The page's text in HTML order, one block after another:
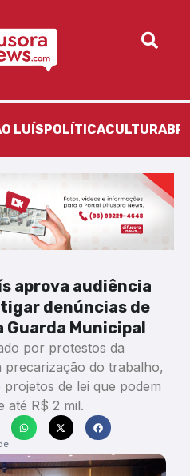
LUÍS POLÍTICACULTURA
aprova audiência
denúncias de
Municipal
por protestos da
precarização do trabalho,
de lei que podem
até R$ 2 mil.